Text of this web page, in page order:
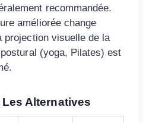
recommandée.
améliorée change
projection visuelle de la
(yoga, Pilates) est
Alternatives